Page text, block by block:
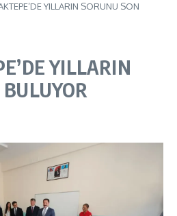
YILLARIN SORUNU SON
YILLARIN